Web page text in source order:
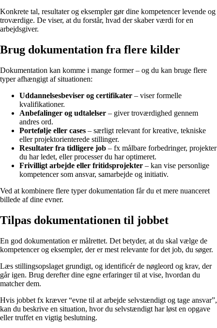
Konkrete tal, resultater og eksempler gør dine kompetencer levende og
troværdige. De viser, at du forstår, hvad der skaber værdi for en
arbejdsgiver.
Brug dokumentation fra flere kilder
Dokumentation kan komme i mange former – og du kan bruge flere
typer afhængigt af situationen:
Uddannelsesbeviser og certifikater – viser formelle
kvalifikationer.
Anbefalinger og udtalelser – giver troværdighed gennem
andres ord.
Portefølje eller cases – særligt relevant for kreative, tekniske
eller projektorienterede stillinger.
Resultater fra tidligere job – fx målbare forbedringer, projekter
du har ledet, eller processer du har optimeret.
Frivilligt arbejde eller fritidsprojekter – kan vise personlige
kompetencer som ansvar, samarbejde og initiativ.
Ved at kombinere flere typer dokumentation får du et mere nuanceret
billede af dine evner.
Tilpas dokumentationen til jobbet
En god dokumentation er målrettet. Det betyder, at du skal vælge de
kompetencer og eksempler, der er mest relevante for det job, du søger.
Læs stillingsopslaget grundigt, og identificér de nøgleord og krav, der
går igen. Brug derefter dine egne erfaringer til at vise, hvordan du
matcher dem.
Hvis jobbet fx kræver “evne til at arbejde selvstændigt og tage ansvar”,
kan du beskrive en situation, hvor du selvstændigt har løst en opgave
eller truffet en vigtig beslutning.